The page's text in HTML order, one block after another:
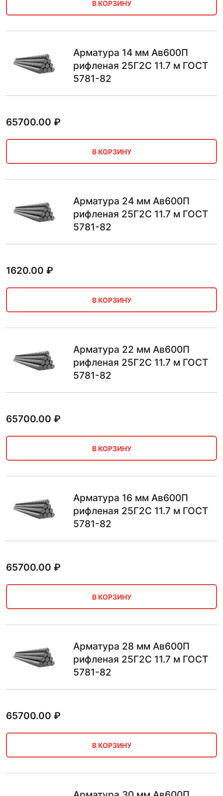
В КОРЗИНУ
Арматура 14 мм Ав600П
рифленая 25Г2С 11.7 м ГОСТ
5781-82
65700.00 ₽
В КОРЗИНУ
Арматура 24 мм Ав600П
рифленая 25Г2С 11.7 м ГОСТ
5781-82
1620.00 ₽
В КОРЗИНУ
Арматура 22 мм Ав600П
рифленая 25Г2С 11.7 м ГОСТ
5781-82
65700.00 ₽
В КОРЗИНУ
Арматура 16 мм Ав600П
рифленая 25Г2С 11.7 м ГОСТ
5781-82
65700.00 ₽
В КОРЗИНУ
Арматура 28 мм Ав600П
рифленая 25Г2С 11.7 м ГОСТ
5781-82
65700.00 ₽
В КОРЗИНУ